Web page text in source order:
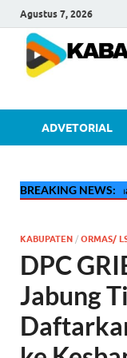
Agustus 7, 2026
ADVETORIAL
BREAKING NEWS:
🔴Pertamina EP
KABUPATEN / ORMAS/
DPC
Jabung